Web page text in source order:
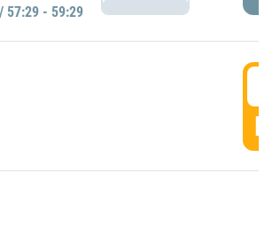
57:29 - 59:29